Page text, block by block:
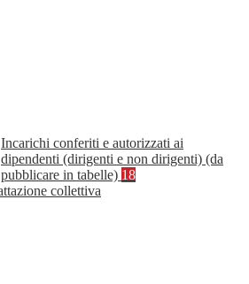
Incarichi conferiti e autorizzati ai
dipendenti (dirigenti e non dirigenti) (da
pubblicare in tabelle) 18
collettiva